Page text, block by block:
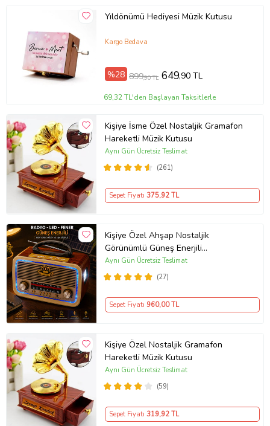
Yıldönümü Hediyesi Müzik Kutusu
Kargo Bedava
%28 899,90 TL 649,90 TL
69,32 TL'den Başlayan Taksitlerle
Kişiye İsme Özel Nostaljik Gramafon
Hareketli Müzik Kutusu
(261)
Aynı Gün Ücretsiz Teslimat
Sepet Fiyatı 375,92 TL
Kişiye Özel Ahşap Nostaljik
Görünümlü Güneş Enerjili
Bluetoothlu Ledli Radyo
(27)
Aynı Gün Ücretsiz Teslimat
Sepet Fiyatı 960,00 TL
Kişiye Özel Nostaljik Gramafon
Hareketli Müzik Kutusu
(59)
Aynı Gün Ücretsiz Teslimat
Sepet Fiyatı 319,92 TL